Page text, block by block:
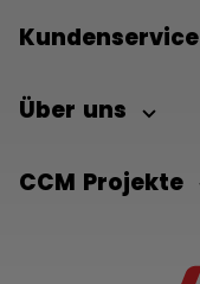
Kundenservice
Über uns
CCM Projekte